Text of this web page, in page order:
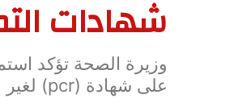
شهادات
وزيرة الصحة تؤكد
على شهادة (pcr) لغير حاملي شهادات التطعيم بلقاح كورونا